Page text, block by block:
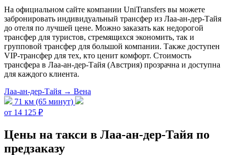
На официальном сайте компании UniTransfers вы можете
забронировать индивидуальный трансфер из Лаа-ан-дер-Тайя
до отеля по лучшей цене. Можно заказать как недорогой
трансфер для туристов, стремящихся экономить, так и
групповой трансфер для большой компании. Также доступен
VIP-трансфер для тех, кто ценит комфорт. Стоимость
трансфера в Лаа-ан-дер-Тайя (Австрия) прозрачна и доступна
для каждого клиента.
Лаа-ан-дер-Тайя → Вена
71 км (65 минут)
от 14 125 ₽
Цены на такси в Лаа-ан-дер-Тайя по
предзаказу